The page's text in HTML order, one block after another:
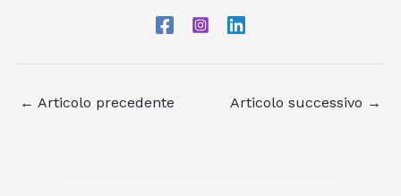
← Articolo precedente Articolo successivo →